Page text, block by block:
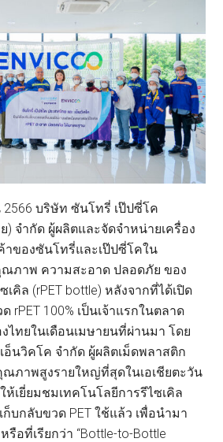
บริษัท ซันโทรี่ เป๊ปซี่โค
ย) จำกัด ผู้ผลิตและจัดจำหน่ายเครื่อง
ของซันโทรี่และเป๊ปซี่โคใน
ณภาพ ความสะอาด ปลอดภัย ของ
เคิล (rPET bottle) หลังจากที่ได้เปิด
100% เป็นเจ้าแรกในตลาด
ไทยในเดือนเมษายนที่ผ่านมา โดย
อ็นวิคโค จำกัด ผู้ผลิตเม็ดพลาสติก
ณภาพสูงรายใหญ่ที่สุดในเอเชียตะวัน
ห้เยี่ยมชมเทคโนโลยีการรีไซเคิล
ก็บกลับขวด PET ใช้แล้ว เพื่อนำมา
รือที่เรียกว่า “Bottle-to-Bottle